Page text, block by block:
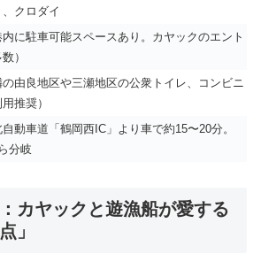
クロダイ
に駐車可能スペースあり。カヤックのエント
）
の由良地区や三瀬地区の公衆トイレ、コンビニ
推奨）
自動車道「鶴岡西IC」より車で約15〜20分。
分岐
カヤックと遊漁船が愛する
」